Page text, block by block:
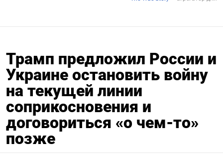
Трамп предложил России и
Украине остановить войну
на текущей линии
соприкосновения и
договориться «о чем-то»
позже